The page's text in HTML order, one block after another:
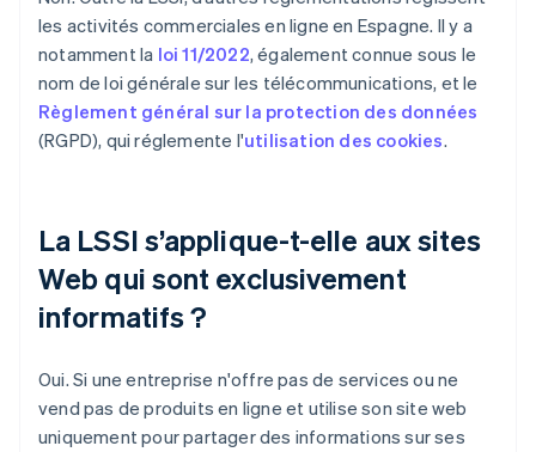
les activités commerciales en ligne en Espagne. Il y a
notamment la loi 11/2022, également connue sous le
nom de loi générale sur les télécommunications, et le
Règlement général sur la protection des données
(RGPD), qui réglemente l'utilisation des cookies.
La LSSI s’applique-t-elle aux sites
Web qui sont exclusivement
informatifs ?
Oui. Si une entreprise n'offre pas de services ou ne
vend pas de produits en ligne et utilise son site web
uniquement pour partager des informations sur ses